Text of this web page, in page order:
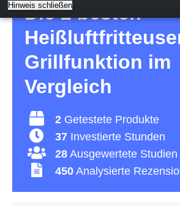
Die 2 besten
Grillfunktion im
Vergleich
2 Getestete Produkte
37 Investierte Stunden
28 Ausgewertete Studien
450 Analysierte
Hinweis schließen